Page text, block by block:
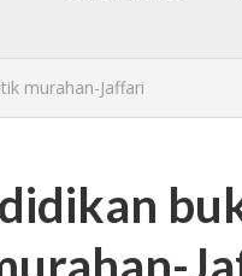
murahan-Jaffari